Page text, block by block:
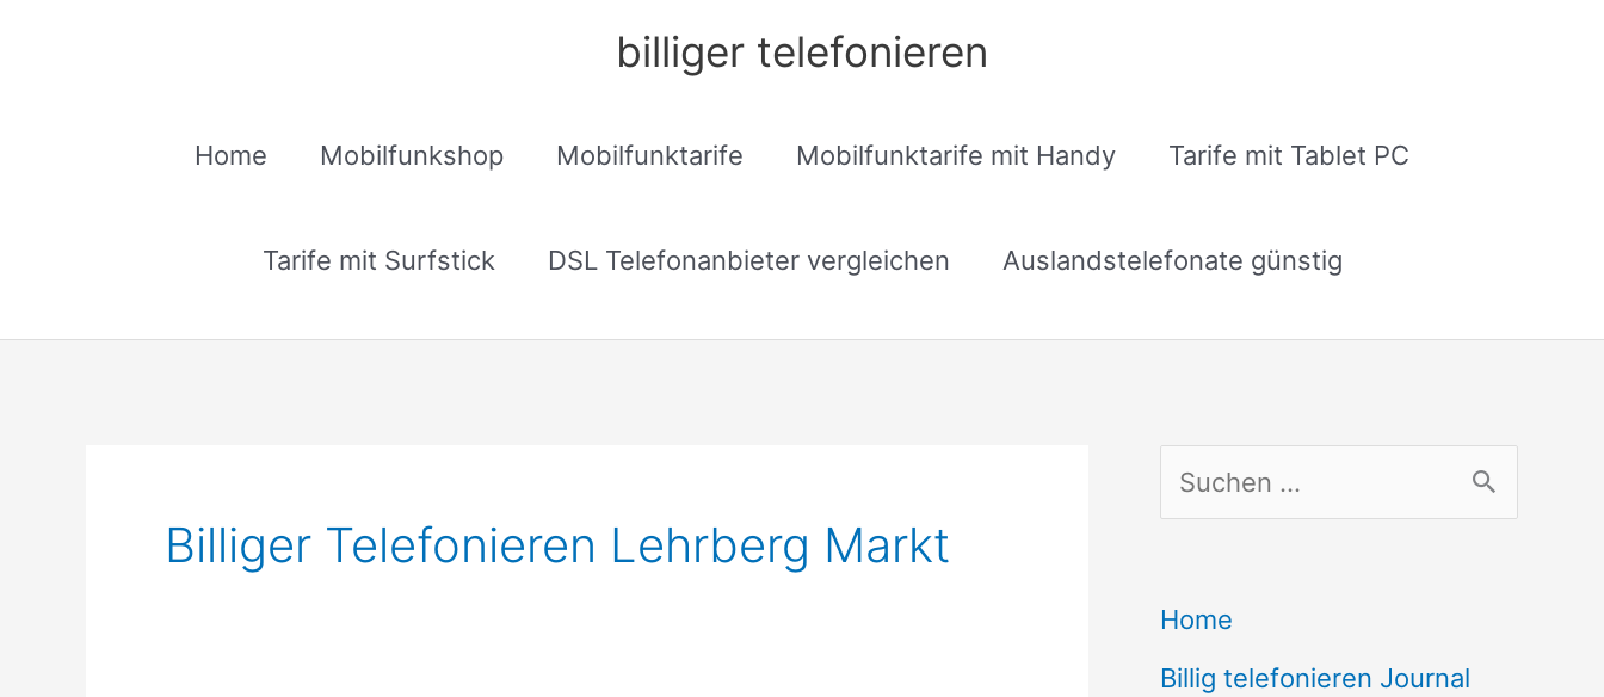
billiger telefonieren
Home Mobilfunkshop Mobilfunktarife Mobilfunktarife mit Handy Tarife mit Tablet PC
Tarife mit Surfstick DSL Telefonanbieter vergleichen Auslandstelefonate günstig
Billiger Telefonieren Lehrberg Markt
u
h
e
Home
Billig telefonieren Journal